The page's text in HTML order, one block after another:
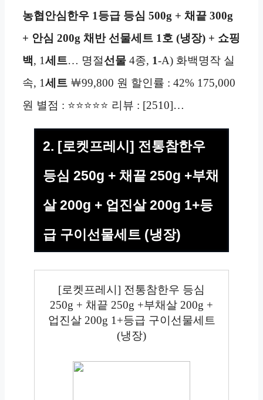
농협안심한우 1등급 등심 500g + 채끝 300g
+ 안심 200g 채반 선물세트 1호 (냉장) + 쇼핑
백, 1세트… 명절선물 4종, 1-A) 화백명작 실
속, 1세트 ￦99,800 원 할인률 : 42% 175,000
원 별점 : ⭐⭐⭐⭐⭐ 리뷰 : [2510]…
2. [로켓프레시] 전통참한우
등심 250g + 채끝 250g +부채
살 200g + 업진살 200g 1+등
급 구이선물세트 (냉장)
[로켓프레시] 전통참한우 등심
250g + 채끝 250g +부채살 200g +
업진살 200g 1+등급 구이선물세트
(냉장)